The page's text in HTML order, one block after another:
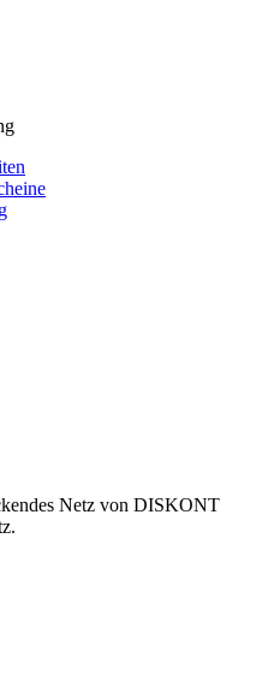
Netz von DISKONT